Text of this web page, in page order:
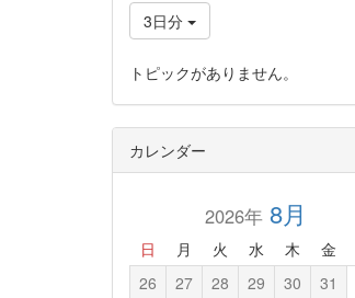
3日分
トピックがありません。
カレンダー
2026年8月
日 月 火 水 木 金
26 27 28 29 30 31